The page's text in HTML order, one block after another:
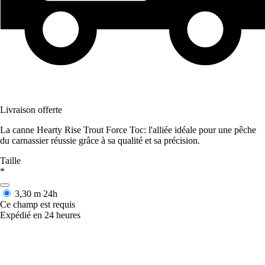
Livraison offerte
La canne Hearty Rise Trout Force Toc: l'alliée idéale pour une pêche
du carnassier réussie grâce à sa qualité et sa précision.
Taille
*
3,30 m 24h
Ce champ est requis
Expédié en 24 heures